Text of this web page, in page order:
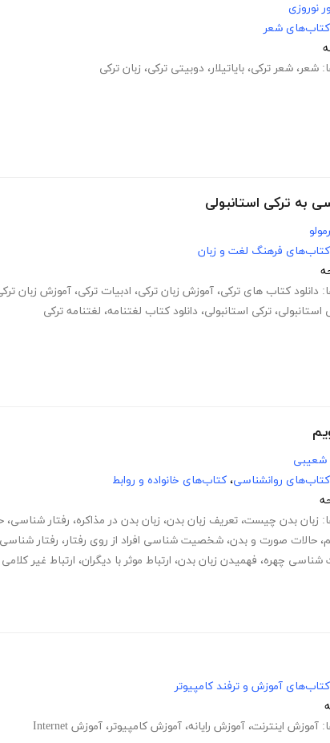
نوروزی
کتاب‌های شعر
شعر، شعر ترکی، بایاتیلار، دوبیتی ترکی، زبان ترکی
به ترکی استانبولی
کتاب‌های فرهنگ لغت و زبان
دانلود کتاب های ترکی، آموزش زبان ترکی، ادبیات ترکی، آموزش زبان
استانبولی، ترکی استانبولی، دانلود کتاب لغتنامه، لغتنامه ترکی
شعیبی
کتاب‌های روانشناسی، کتاب‌های خانواده و روابط
زبان بدن چیست، تعریف زبان بدن، زبان بدن در مذاکره، رفتار شناسی،
، حالات صورت و بدن، شخصیت شناسی افراد از روی رفتار، رفتار
چهره، فهمیدن زبان بدن، ارتباط موثر با دیگران، ارتباط غیر کلامی
کتاب‌های آموزش و ترفند کامپیوتر
آموزش اینترنت، آموزش رایانه، آموزش کامپیوتر، آموزش Internet